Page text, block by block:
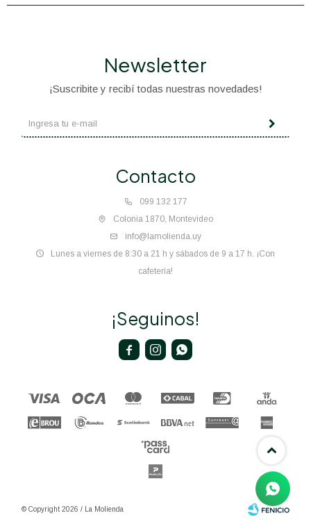
Contacto
099 132 177
Colonia 1870, Montevideo
info@lamolienda.uy
Lunes a viernes de 8:30 a 21 h y sábados de 9 a 17 h. ¡Con
cafetería!
Newsletter
¡Suscribite y recibí todas nuestras novedades!
¡Seguinos!
  
© Copyright 2026 / La Molienda